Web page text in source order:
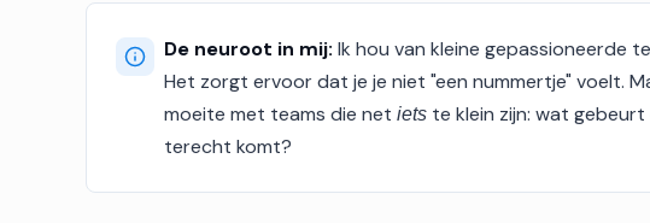
De neuroot in mij: Ik hou van kleine gepassioneerde
Het zorgt ervoor dat je je niet "een nummertje" voelt.
moeite met teams die net iets te klein zijn: wat
terecht komt?